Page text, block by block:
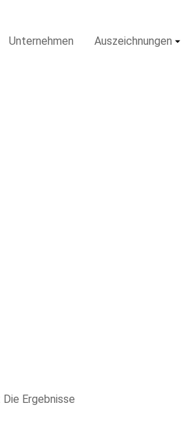
Unternehmen Auszeichnungen
Ergebnisse